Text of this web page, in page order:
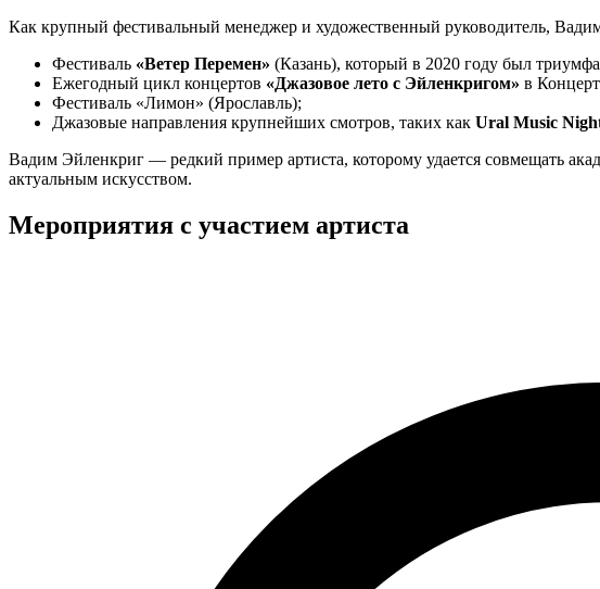
Как крупный фестивальный менеджер и художественный руководитель,
Фестиваль «Ветер Перемен» (Казань), который в 2020 году был
Ежегодный цикл концертов «Джазовое лето с Эйленкригом» в
Фестиваль «Лимон» (Ярославль);
Джазовые направления крупнейших смотров, таких как Ural Music
Вадим Эйленкриг — редкий пример артиста, которому удается совмещать
актуальным искусством.
Мероприятия с участием артиста